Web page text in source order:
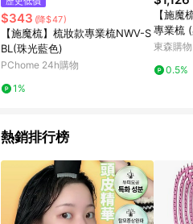
$343 (降$47)
【施魔梳】梳妝款專業梳NWV-S
BL(珠光藍色)
PChome 24h購物
1%
【施魔
專業梳
東森購
0.5%
熱銷排行榜